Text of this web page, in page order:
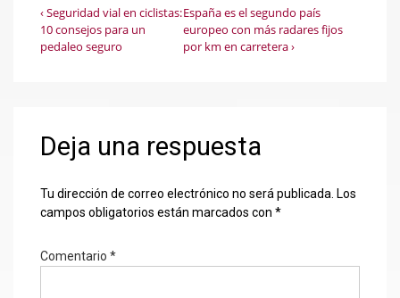
Navegación
de
La
entrada
anterior
‹ Seguridad vial en ciclistas:
10 consejos para un
pedaleo seguro
La
entrada
siguiente
España es el segundo país
europeo con más radares fijos
por km en carretera ›
Deja una respuesta
Tu dirección de correo electrónico no será publicada. Los
campos obligatorios están marcados con *
Comentario *